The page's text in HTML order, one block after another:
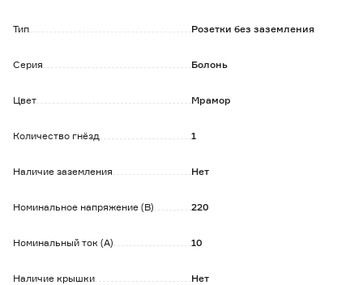
Тип Розетки без заземления
Серия Болонь
Цвет Мрамор
Количество гнёзд 1
Наличие заземления Нет
Номинальное напряжение (В) 220
Номинальный ток (А) 10
Наличие крышки Нет